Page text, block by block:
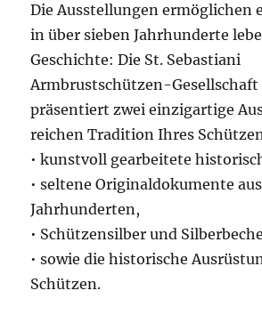
Die Ausstellungen ermöglichen
in über sieben Jahrhunderte
Geschichte: Die St. Sebastiani
Armbrustschützen-Gesellschaft
präsentiert zwei einzigartige
reichen Tradition Ihres
• kunstvoll gearbeitete
• seltene Originaldokumente
Jahrhunderten,
• Schützensilber und
• sowie die historische
Schützen.